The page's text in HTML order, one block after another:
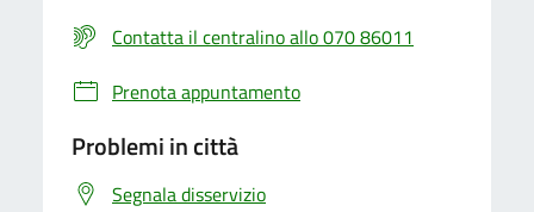
Contatta il centralino allo 070 86011
Prenota appuntamento
Problemi in città
Segnala disservizio